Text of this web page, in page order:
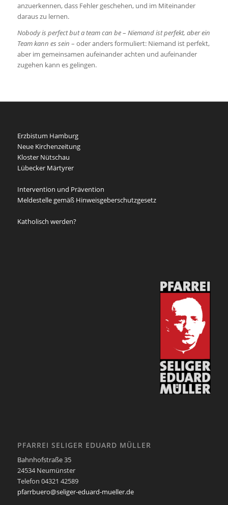
anzuerkennen, dass Fehler geschehen, und im Miteinander
daraus zu lernen.
Nobody is perfect but a team can be– Niemand ist perfekt, aber ein
Team kann es sein – oder anders formuliert: Niemand ist perfekt,
aber im gemeinsamen aufeinander achten und aufeinander
zugehen kann es gelingen.
Erzbistum Hamburg
Neue Kirchenzeitung
Kloster Nütschau
Lübecker Märtyrer
Intervention und Prävention
Meldestelle gemäß Hinweisgeberschutzgesetz
Katholisch werden?
PFARREI SELIGER EDUARD MÜLLER
Bahnhofstraße 35
24534 Neumünster
Telefon 04321 42589
pfarrbuero@seliger-eduard-mueller.de